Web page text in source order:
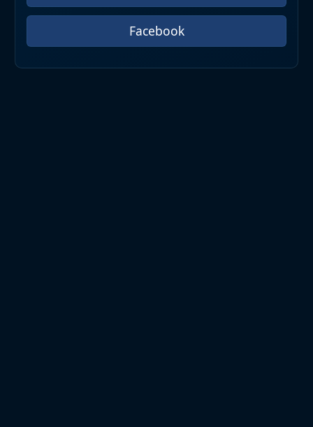
Facebook